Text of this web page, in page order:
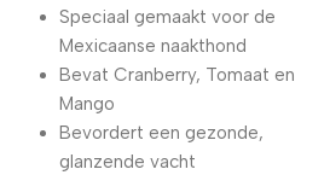
Speciaal gemaakt voor de
Mexicaanse naakthond
Bevat Cranberry, Tomaat en
Mango
Bevordert een gezonde,
glanzende vacht